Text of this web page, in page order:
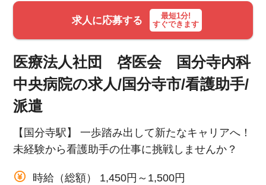
就職サポート
人材をお探しの医療機関・企業様
運営会社
求人に応募する
最短1分!
すぐできます
医療法人社団 啓医会 国分寺内科
中央病院の求人/国分寺市/看護助手/
派遣
【国分寺駅】 一歩踏み出して新たなキャリアへ！
未経験から看護助手の仕事に挑戦しませんか？
時給（総額） 1,450円～1,500円